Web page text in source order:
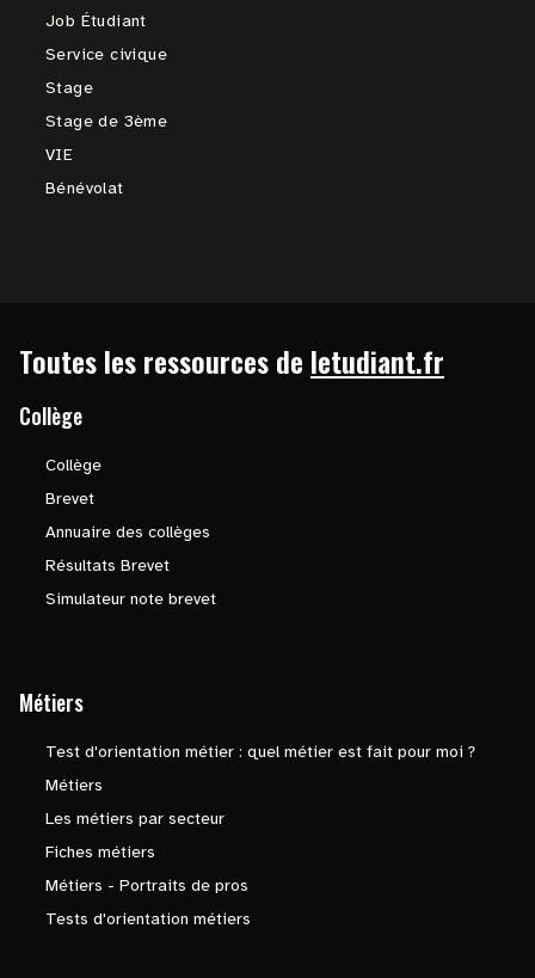
Job Étudiant
Service civique
Stage
Stage de 3ème
VIE
Bénévolat
Toutes les ressources de letudiant.fr
Collège
Collège
Brevet
Annuaire des collèges
Résultats Brevet
Simulateur note brevet
Métiers
Test d'orientation métier : quel métier est fait pour moi ?
Métiers
Les métiers par secteur
Fiches métiers
Métiers - Portraits de pros
Tests d'orientation métiers